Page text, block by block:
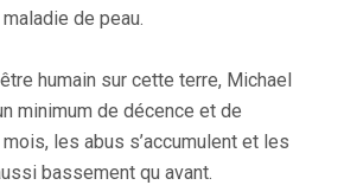
de peau.
humain sur cette terre, Michael
minimum de décence et de
les abus s’accumulent et les
bassement qu avant.